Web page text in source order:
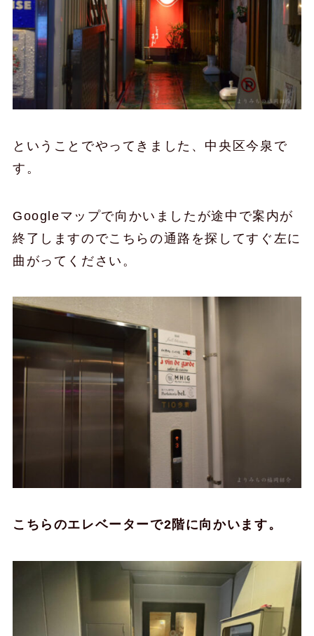
ということでやってきました、中央区今泉で
す。
Googleマップで向かいましたが途中で案内が
終了しますのでこちらの通路を探してすぐ左に
曲がってください。
こちらのエレベーターで2階に向かいます。